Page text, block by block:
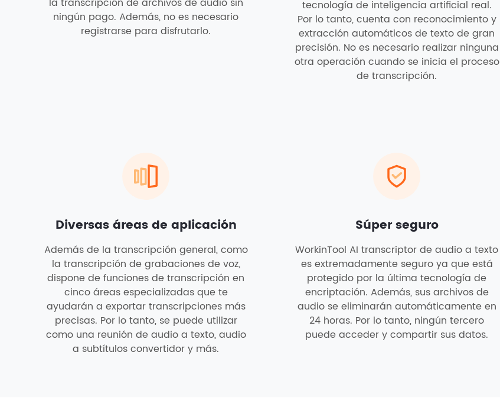
ningún pago. Además, no es necesario
registrarse para disfrutarlo.
tecnología de inteligencia artificial real.
Por lo tanto, cuenta con reconocimiento y
extracción automáticos de texto de gran
precisión. No es necesario realizar ninguna
otra operación cuando se inicia el proceso
de transcripción.
Diversas áreas de aplicación
Además de la transcripción general, como
la transcripción de grabaciones de voz,
dispone de funciones de transcripción en
cinco áreas especializadas que te
ayudarán a exportar transcripciones más
precisas. Por lo tanto, se puede utilizar
como una reunión de audio a texto, audio
a subtítulos convertidor y más.
Súper seguro
WorkinTool AI transcriptor de audio a texto
es extremadamente seguro ya que está
protegido por la última tecnología de
encriptación. Además, sus archivos de
audio se eliminarán automáticamente en
24 horas. Por lo tanto, ningún tercero
puede acceder y compartir sus datos.